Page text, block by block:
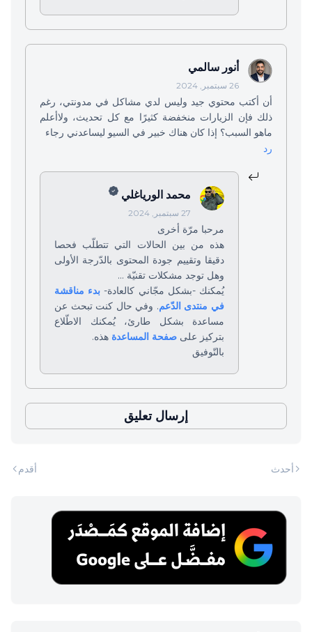
أنور سالمي
26 سبتمبر, 2024
أن أكتب محتوي جيد وليس لدي مشاكل في مدونتي، رغم
ذلك فإن الزيارات منخفضة كثيرًا مع كل تحديث، ولاأعلم
ماهو السبب؟ إذا كان هناك خبير في السيو ليساعدني رجاء
رد
محمد الورياغلي
27 سبتمبر, 2024
مرحبا مرّة أخرى
هذه من بين الحالات التي تتطلّب فحصا
دقيقا وتقييم جودة المحتوى بالدّرجة الأولى
وهل توجد مشكلات تقنيّة ...
يُمكنك -بشكل مجّاني كالعادة- بدء مناقشة
في منتدى الدّعم. وفي حال كنت تبحث عن
مساعدة بشكل طارئ، يُمكنك الاطّلاع
بتركيز على صفحة المساعدة هذه.
بالتّوفيق
إرسال تعليق
أحدث أقدم